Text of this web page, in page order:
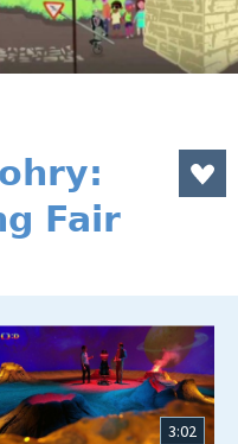
Fair
3:02